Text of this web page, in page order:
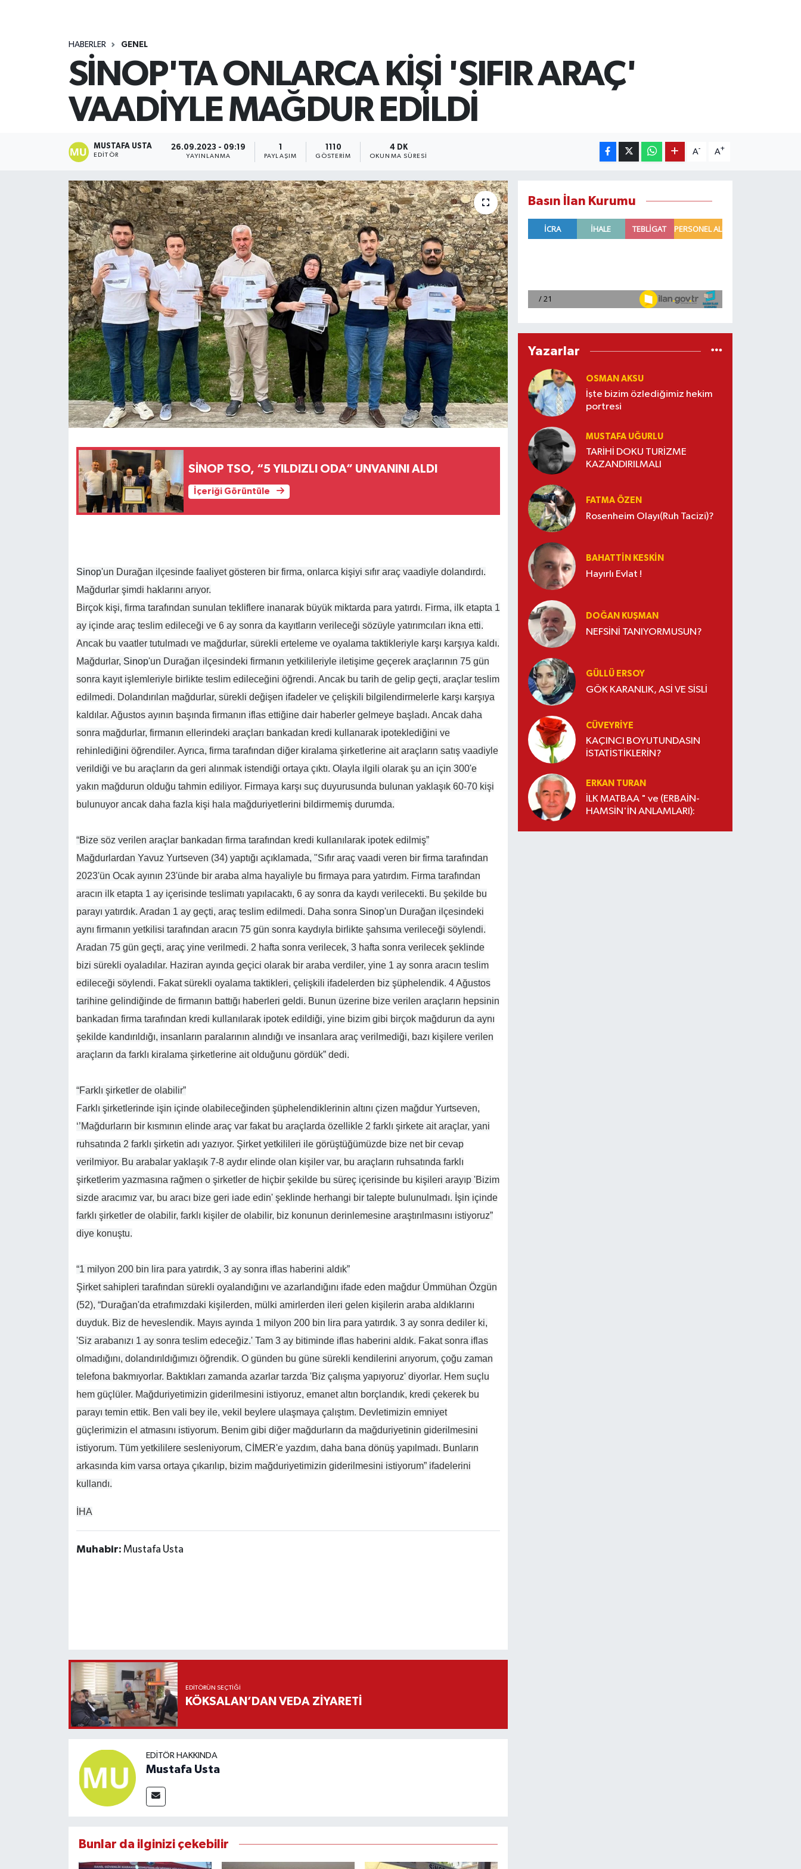
HABERLER GENEL
SİNOP'TA ONLARCA KİŞİ 'SIFIR ARAÇ'
VAADİYLE MAĞDUR EDİLDİ
MUSTAFA USTA
EDITÖR
26.09.2023 - 09:19
YAYINLANMA
1
PAYLAŞIM
1110
GÖSTERIM
4 DK
OKUNMA SÜRESI
A- A+
SİNOP TSO, “5 YILDIZLI ODA” UNVANINI ALDI
İçeriği Görüntüle
Sinop'un Durağan ilçesinde faaliyet gösteren bir firma, onlarca kişiyi sıfır araç vaadiyle dolandırdı.
Mağdurlar şimdi haklarını arıyor.
Birçok kişi, firma tarafından sunulan tekliflere inanarak büyük miktarda para yatırdı. Firma, ilk etapta 1
ay içinde araç teslim edileceği ve 6 ay sonra da kayıtların verileceği sözüyle yatırımcıları ikna etti.
Ancak bu vaatler tutulmadı ve mağdurlar, sürekli erteleme ve oyalama taktikleriyle karşı karşıya kaldı.
Mağdurlar, Sinop'un Durağan ilçesindeki firmanın yetkilileriyle iletişime geçerek araçlarının 75 gün
sonra kayıt işlemleriyle birlikte teslim edileceğini öğrendi. Ancak bu tarih de gelip geçti, araçlar teslim
edilmedi. Dolandırılan mağdurlar, sürekli değişen ifadeler ve çelişkili bilgilendirmelerle karşı karşıya
kaldılar. Ağustos ayının başında firmanın iflas ettiğine dair haberler gelmeye başladı. Ancak daha
sonra mağdurlar, firmanın ellerindeki araçları bankadan kredi kullanarak ipoteklediğini ve
rehinlediğini öğrendiler. Ayrıca, firma tarafından diğer kiralama şirketlerine ait araçların satış vaadiyle
verildiği ve bu araçların da geri alınmak istendiği ortaya çıktı. Olayla ilgili olarak şu an için 300'e
yakın mağdurun olduğu tahmin ediliyor. Firmaya karşı suç duyurusunda bulunan yaklaşık 60-70 kişi
bulunuyor ancak daha fazla kişi hala mağduriyetlerini bildirmemiş durumda.
“Bize söz verilen araçlar bankadan firma tarafından kredi kullanılarak ipotek edilmiş”
Mağdurlardan Yavuz Yurtseven (34) yaptığı açıklamada, "Sıfır araç vaadi veren bir firma tarafından
2023'ün Ocak ayının 23'ünde bir araba alma hayaliyle bu firmaya para yatırdım. Firma tarafından
aracın ilk etapta 1 ay içerisinde teslimatı yapılacaktı, 6 ay sonra da kaydı verilecekti. Bu şekilde bu
parayı yatırdık. Aradan 1 ay geçti, araç teslim edilmedi. Daha sonra Sinop'un Durağan ilçesindeki
aynı firmanın yetkilisi tarafından aracın 75 gün sonra kaydıyla birlikte şahsıma verileceği söylendi.
Aradan 75 gün geçti, araç yine verilmedi. 2 hafta sonra verilecek, 3 hafta sonra verilecek şeklinde
bizi sürekli oyaladılar. Haziran ayında geçici olarak bir araba verdiler, yine 1 ay sonra aracın teslim
edileceği söylendi. Fakat sürekli oyalama taktikleri, çelişkili ifadelerden biz şüphelendik. 4 Ağustos
tarihine gelindiğinde de firmanın battığı haberleri geldi. Bunun üzerine bize verilen araçların hepsinin
bankadan firma tarafından kredi kullanılarak ipotek edildiği, yine bizim gibi birçok mağdurun da aynı
şekilde kandırıldığı, insanların paralarının alındığı ve insanlara araç verilmediği, bazı kişilere verilen
araçların da farklı kiralama şirketlerine ait olduğunu gördük” dedi.
“Farklı şirketler de olabilir”
Farklı şirketlerinde işin içinde olabileceğinden şüphelendiklerinin altını çizen mağdur Yurtseven,
‘’Mağdurların bir kısmının elinde araç var fakat bu araçlarda özellikle 2 farklı şirkete ait araçlar, yani
ruhsatında 2 farklı şirketin adı yazıyor. Şirket yetkilileri ile görüştüğümüzde bize net bir cevap
verilmiyor. Bu arabalar yaklaşık 7-8 aydır elinde olan kişiler var, bu araçların ruhsatında farklı
şirketlerim yazmasına rağmen o şirketler de hiçbir şekilde bu süreç içerisinde bu kişileri arayıp 'Bizim
sizde aracımız var, bu aracı bize geri iade edin' şeklinde herhangi bir talepte bulunulmadı. İşin içinde
farklı şirketler de olabilir, farklı kişiler de olabilir, biz konunun derinlemesine araştırılmasını istiyoruz”
diye konuştu.
“1 milyon 200 bin lira para yatırdık, 3 ay sonra iflas haberini aldık”
Şirket sahipleri tarafından sürekli oyalandığını ve azarlandığını ifade eden mağdur Ümmühan Özgün
(52), “Durağan'da etrafımızdaki kişilerden, mülki amirlerden ileri gelen kişilerin araba aldıklarını
duyduk. Biz de heveslendik. Mayıs ayında 1 milyon 200 bin lira para yatırdık. 3 ay sonra dediler ki,
'Siz arabanızı 1 ay sonra teslim edeceğiz.' Tam 3 ay bitiminde iflas haberini aldık. Fakat sonra iflas
olmadığını, dolandırıldığımızı öğrendik. O günden bu güne sürekli kendilerini arıyorum, çoğu zaman
telefona bakmıyorlar. Baktıkları zamanda azarlar tarzda 'Biz çalışma yapıyoruz' diyorlar. Hem suçlu
hem güçlüler. Mağduriyetimizin giderilmesini istiyoruz, emanet altın borçlandık, kredi çekerek bu
parayı temin ettik. Ben vali bey ile, vekil beylere ulaşmaya çalıştım. Devletimizin emniyet
güçlerimizin el atmasını istiyorum. Benim gibi diğer mağdurların da mağduriyetinin giderilmesini
istiyorum. Tüm yetkililere sesleniyorum, CİMER'e yazdım, daha bana dönüş yapılmadı. Bunların
arkasında kim varsa ortaya çıkarılıp, bizim mağduriyetimizin giderilmesini istiyorum” ifadelerini
kullandı.
İHA
Muhabir: Mustafa Usta
EDITÖRÜN SEÇTIĞI
KÖKSALAN’DAN VEDA ZİYARETİ
EDITÖR HAKKINDA
Mustafa Usta
Bunlar da ilginizi çekebilir
Basın İlan Kurumu
Yazarlar
OSMAN AKSU
İşte bizim özlediğimiz hekim
portresi
MUSTAFA UĞURLU
TARİHİ DOKU TURİZME
KAZANDIRILMALI
FATMA ÖZEN
Rosenheim Olayı(Ruh Tacizi)?
BAHATTIN KESKİN
Hayırlı Evlat !
DOĞAN KUŞMAN
NEFSİNİ TANIYORMUSUN?
GÜLLÜ ERSOY
GÖK KARANLIK, ASİ VE SİSLİ
CÜVEYRIYE
KAÇINCI BOYUTUNDASIN
İSTATİSTİKLERİN?
ERKAN TURAN
İLK MATBAA " ve (ERBAİN-
HAMSİN'İN ANLAMLARI):